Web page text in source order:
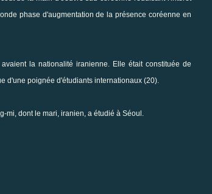
phase d'augmentation de la présence coréenne en
la nationalité iranienne. Elle était constituée de
d'une poignée d'étudiants internationaux (20).
mi, dont le mari, iranien, a étudié à Séoul.